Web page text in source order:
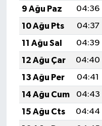
9 Ağu Paz
04:36
10 Ağu Pts
04:37
11 Ağu Sal
04:39
12 Ağu Çar
04:40
13 Ağu Per
04:41
14 Ağu Cum
04:43
15 Ağu Cts
04:44